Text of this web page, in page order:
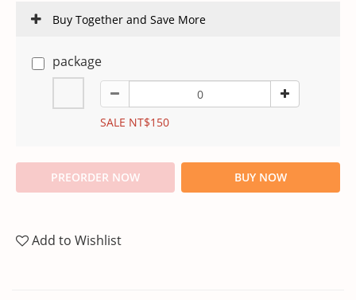
Buy Together and Save More
package
SALE NT$150
PREORDER NOW BUY NOW
Add to Wishlist